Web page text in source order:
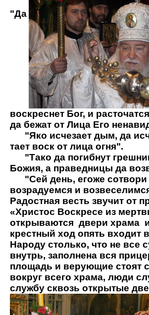
"Да
воскреснет Бог, и
да бежат от Лица Его
"Яко исчезает дым, да
тает воск от лица огня".
"Тако да погибнут
Божия, а праведницы да
"Сей день, егоже сотвори
возрадуемся и
Радостная весть звучит от
«Христос Воскресе из
открываются двери храма
крестный ход опять входит
Народу столько, что не все
внутрь, заполнена вся
площадь и верующие стоят
вокруг всего храма, люди
службу сквозь открытые